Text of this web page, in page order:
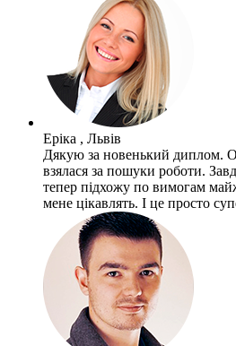
Еріка , Львів
Дякую за новенький диплом.
взялася за пошуки роботи.
тепер підхожу по вимогам
мене цікавлять. І це просто